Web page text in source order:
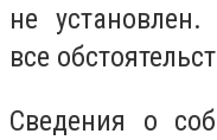
не
все
Сведения о